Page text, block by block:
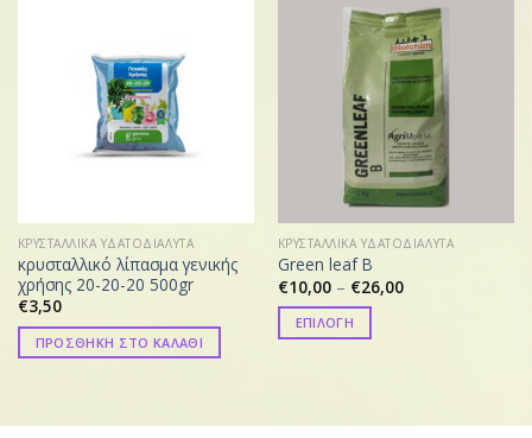
ΚΡΥΣΤΑΛΛΙΚΑ ΥΔΑΤΟΔΙΑΛΥΤΑ
κρυσταλλικό λίπασμα γενικής
χρήσης 20-20-20 500gr
€3,50
ΠΡΟΣΘΗΚΗ ΣΤΟ ΚΑΛΑΘΙ
ΚΡΥΣΤΑΛΛΙΚΑ ΥΔΑΤΟΔΙΑΛΥΤΑ
Green leaf B
€10,00 – €26,00Price
range:
ΕΠΙΛΟΓΗ
έχει